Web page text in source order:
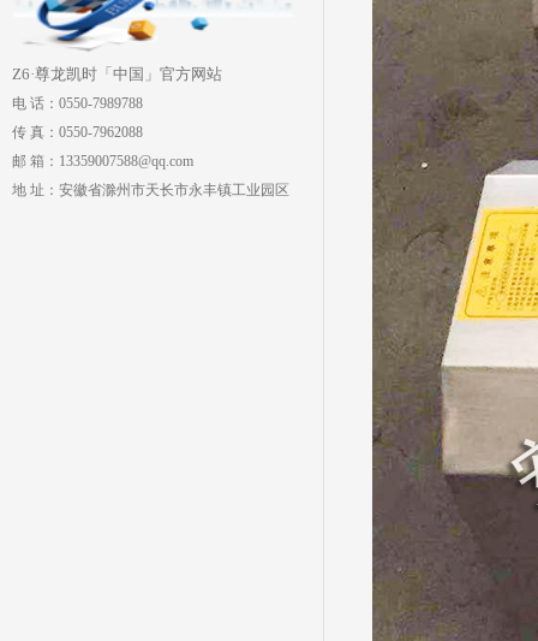
Z6·尊龙凯时「中国」官方网站
电 话：0550-7989788
传 真：0550-7962088
邮 箱：13359007588@qq.com
地 址：安徽省滁州市天长市永丰镇工业园区